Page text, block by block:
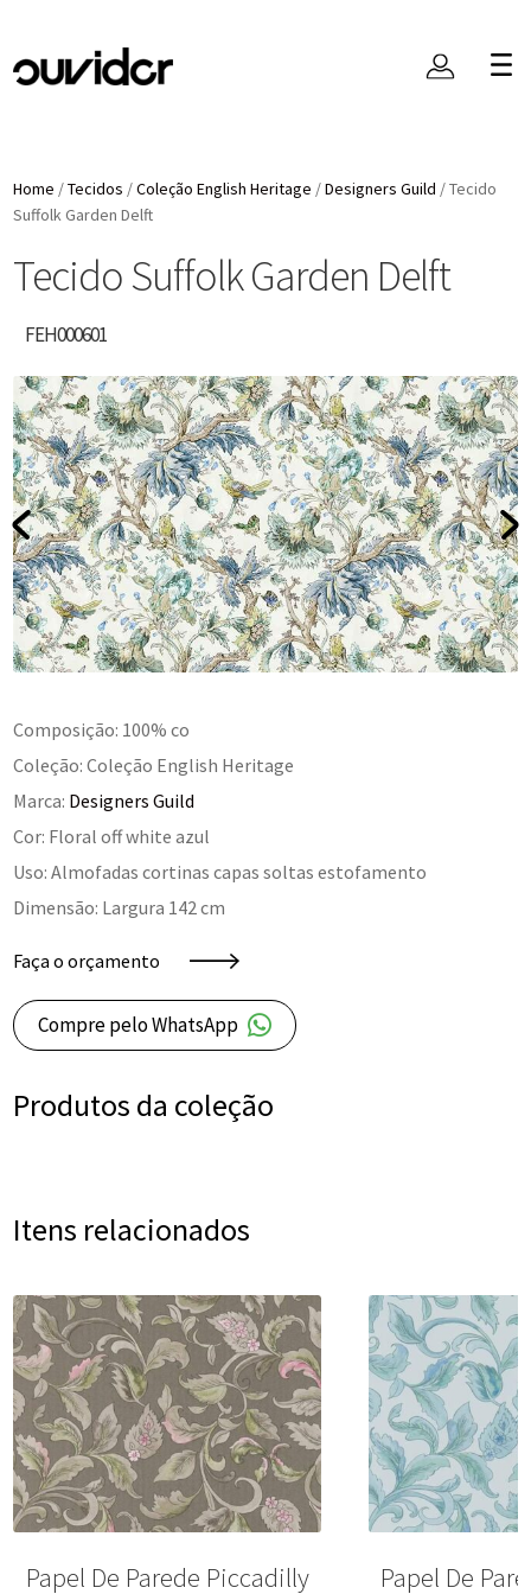
Home /Tecidos /Coleção English Heritage /Designers Guild /Tecido
Suffolk Garden Delft
Tecido Suffolk Garden Delft
FEH000601
Composição: 100% co
Coleção: Coleção English Heritage
Marca: Designers Guild
Cor: Floral off white azul
Uso: Almofadas cortinas capas soltas estofamento
Dimensão: Largura 142 cm
Faça o orçamento
Compre pelo WhatsApp
Produtos da coleção
Itens relacionados
Papel De Parede Piccadilly Papel De